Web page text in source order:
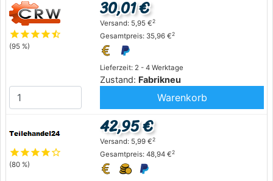
starstarstarstarstar_half
(95 %)
Lieferzeit: 2 - 4 Werktage
Zustand: Fabrikneu
30,01 €
Versand: 5,95 €2
Gesamtpreis: 35,96 €2
Warenkorb
starstarstarstarstar_outline
(80 %)
42,95 €
Versand: 5,99 €2
Gesamtpreis: 48,94 €2